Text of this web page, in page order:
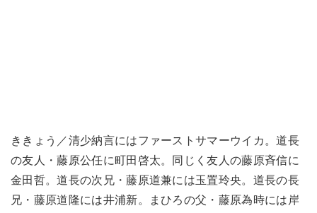
ききょう／清少納言にはファーストサマーウイカ。道長
の友人・藤原公任に町田啓太。同じく友人の藤原斉信に
金田哲。道長の次兄・藤原道兼には玉置玲央。道長の長
兄・藤原道隆には井浦新。まひろの父・藤原為時には岸